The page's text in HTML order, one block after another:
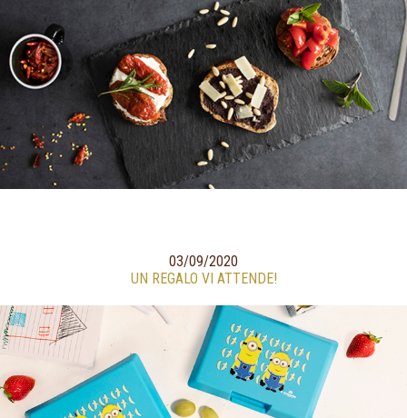
03/09/2020
UN REGALO VI ATTENDE!